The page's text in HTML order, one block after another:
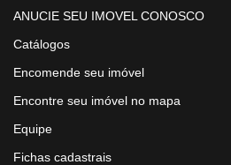
ANUCIE SEU IMOVEL CONOSCO
Catálogos
Encomende seu imóvel
Encontre seu imóvel no mapa
Equipe
Fichas cadastrais